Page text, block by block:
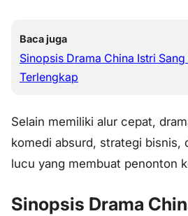
Baca juga
Sinopsis Drama China Istri
Terlengkap
Selain memiliki alur cepat,
komedi absurd, strategi bisnis,
lucu yang membuat penonton
Sinopsis Drama